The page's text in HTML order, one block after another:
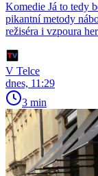
Komedie Já to tedy
pikantní metody
režiséra i vzpoura
V Telce
dnes, 11:29
3 min